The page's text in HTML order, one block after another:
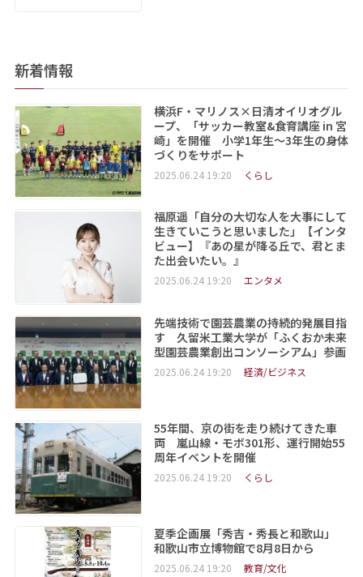
新着情報
横浜F・マリノス×日清オイリオグル
ープ、「サッカー教室&食育講座 in 宮
崎」を開催 小学1年生～3年生の身体
づくりをサポート
2025.06.24 19:20 くらし
福原遥「自分の大切な人を大事にして
生きていこうと思いました」【インタ
ビュー】『あの星が降る丘で、君とま
た出会いたい。』
2025.06.24 19:20 エンタメ
先端技術で園芸農業の持続的発展目指
す 久留米工業大学が「ふくおか未来
型園芸農業創出コンソーシアム」参画
2025.06.24 19:20 経済/ビジネス
55年間、京の街を走り続けてきた車
両 嵐山線・モボ301形、運行開始55
周年イベントを開催
2025.06.24 19:20 くらし
夏季企画展「秀吉・秀長と和歌山」
和歌山市立博物館で8月8日から
2025.06.24 19:20 教育/文化